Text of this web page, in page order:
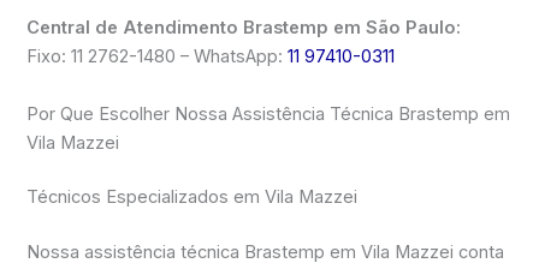
Central de Atendimento Brastemp em São Paulo:
Fixo: 11 2762-1480 – WhatsApp:11 97410-0311
Por Que Escolher Nossa Assistência Técnica Brastemp em
Vila Mazzei
Técnicos Especializados em Vila Mazzei
Nossa assistência técnica Brastemp em Vila Mazzei conta